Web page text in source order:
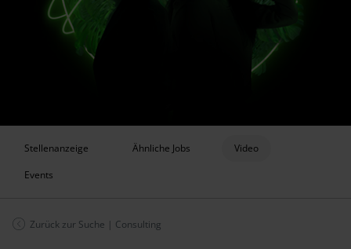
Stellenanzeige Ähnliche Jobs
Video
Events
Zurück zur Suche | Consulting